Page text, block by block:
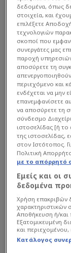
«Πρόεδρε
δεν πάει
επίδειξη
του
Πράσινων
ξεκαθάρισε
ενέργειες
ενώ
ζήτησε να
αθλήματος.
Διαβάστε
δεδομένα, όπως
στοιχεία, και
επιλέξετε
τεχνολογιών
σκοποί που
συνεργάτες μας
παροχή
αποσύρετε τη
περιεχόμενο και
ενδέχεται να μην
επανεμφανίσετε
να αποσύρετε τη
σύνδεσμο
ιστοσελίδας [ή
της ιστοσελίδας,
στον Ιστότοπος.
Πολιτική
με το απόρρητό
Εμείς και οι
δεδομένα
Χρήση επακριβών
χαρακτηριστικών
Αποθήκευση ή/
Εξατομικευμένη
και
Κατάλογος